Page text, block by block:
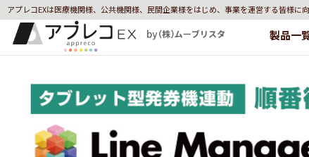
アプレコEXは医療機関様、公共機関様、民間企業様をはじめ、事業を運営する皆様
製品一